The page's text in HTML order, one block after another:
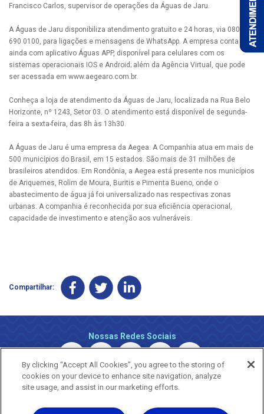
Francisco Carlos, supervisor de operações da Águas de Jaru.
A Águas de Jaru disponibiliza atendimento gratuito e 24 horas, via 0800
690 0100, para ligações e mensagens de WhatsApp. A empresa conta
ainda com aplicativo Águas APP, disponível para celulares com os
sistemas operacionais IOS e Android; além da Agência Virtual, que pode
ser acessada em www.aegearo.com.br.
Conheça a loja de atendimento da Águas de Jaru, localizada na Rua Belo
Horizonte, nº 1243, Setor 03. O atendimento está disponível de segunda-
feira a sexta-feira, das 8h às 13h30.
A Águas de Jaru é uma empresa da Aegea. A Companhia atua em mais de
500 municípios do Brasil, em 15 estados. São mais de 31 milhões de
brasileiros atendidos. Em Rondônia, a Aegea está presente nos municípios
de Ariquemes, Rolim de Moura, Buritis e Pimenta Bueno, onde o
abastecimento de água já foi universalizado nas respectivas zonas
urbanas. A companhia é reconhecida por sua eficiência operacional,
capacidade de investimento e atenção aos vulneráveis.
Compartilhar:
Nossas Redes Sociais
By clicking “Accept All Cookies”, you agree to the storing of
cookies on your device to enhance site navigation, analyze
site usage, and assist in our marketing efforts.